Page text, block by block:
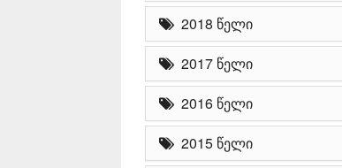
2018 წელი
2017 წელი
2016 წელი
2015 წელი